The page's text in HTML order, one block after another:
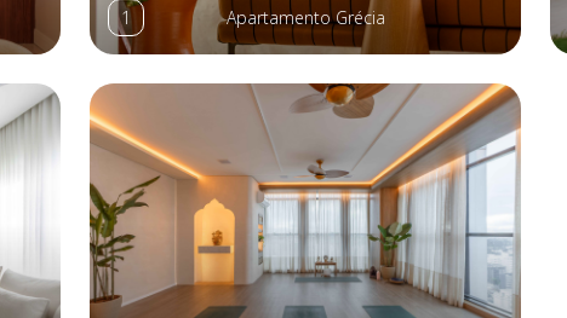
1 Apartamento Grécia